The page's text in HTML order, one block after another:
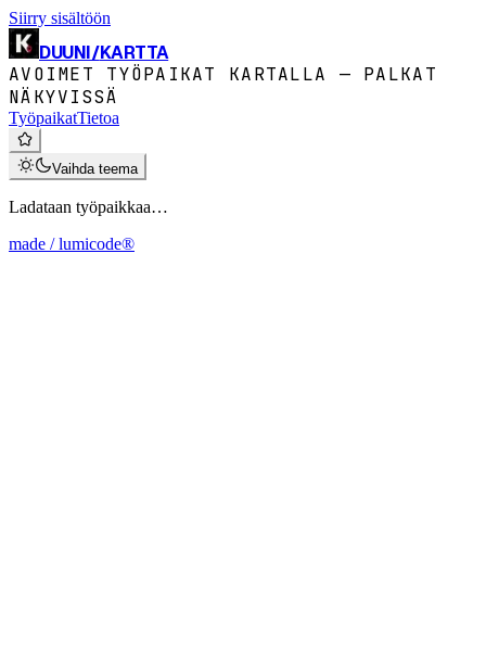
Siirry sisältöön
DUUNI/KARTTA
AVOIMET TYÖPAIKAT KARTALLA — PALKAT
NÄKYVISSÄ
TyöpaikatTietoa
Vaihda teema
Ladataan työpaikkaa…
made / lumicode®